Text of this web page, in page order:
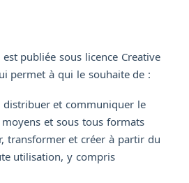
publiée sous licence Creative
permet à qui le souhaite de :
distribuer et communiquer le
et sous tous formats
transformer et créer à partir du
utilisation, y compris